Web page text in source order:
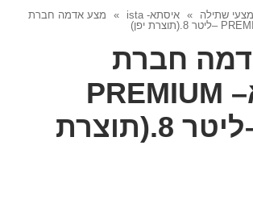
מצעי שתילה » איסתא- ista »
מצע אדמה חברת
חברת
איסתא– PREMIUM
SOIL –ליטר 8.(תוצרת